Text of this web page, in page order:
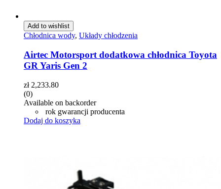
Add to wishlist
Chłodnica wody, Układy chłodzenia
Airtec Motorsport dodatkowa chłodnica Toyota
GR Yaris Gen 2
zł2,233.80
(0)
Available on backorder
rok gwarancji producenta
Dodaj do koszyka